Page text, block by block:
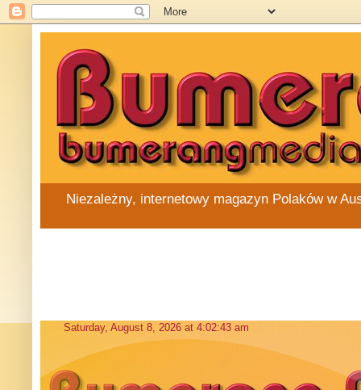
Niezależny, internetowy magazyn Polaków w